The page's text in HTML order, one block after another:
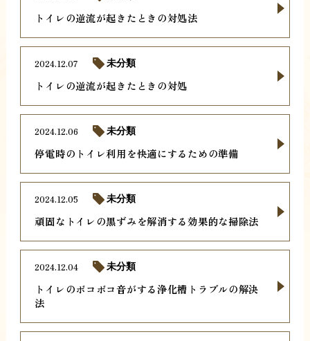
トイレの逆流が起きたときの対処法
トイレの逆流が起きたときの対処
2024.12.07 未分類
停電時のトイレ利用を快適にするための準備
2024.12.06 未分類
頑固なトイレの黒ずみを解消する効果的な掃除法
2024.12.05 未分類
トイレのボコボコ音がする浄化槽トラブルの解決
法
2024.12.04 未分類